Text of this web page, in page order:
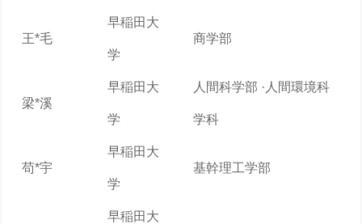
王*毛
早稲田大
学
商学部
梁*溪
早稲田大
学
人間科学部 ·人間環境科
学科
苟*宇
早稲田大
学
基幹理工学部
早稲田大